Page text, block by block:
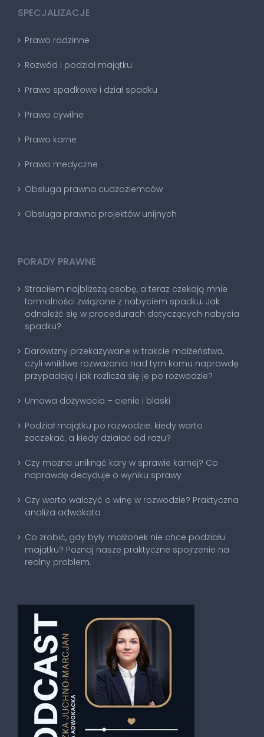
SPECJALIZACJE
Prawo rodzinne
Rozwód i podział majątku
Prawo spadkowe i dział spadku
Prawo cywilne
Prawo karne
Prawo medyczne
Obsługa prawna cudzoziemców
Obsługa prawna projektów unijnych
PORADY PRAWNE
Straciłem najbliższą osobę, a teraz czekają mnie
formalności związane z nabyciem spadku. Jak
odnaleźć się w procedurach dotyczących nabycia
spadku?
Darowizny przekazywane w trakcie małżeństwa,
czyli wnikliwe rozważania nad tym komu naprawdę
przypadają i jak rozlicza się je po rozwodzie?
Umowa dożywocia – cienie i blaski
Podział majątku po rozwodzie: kiedy warto
zaczekać, a kiedy działać od razu?
Czy można uniknąć kary w sprawie karnej? Co
naprawdę decyduje o wyniku sprawy
Czy warto walczyć o winę w rozwodzie? Praktyczna
analiza adwokata
Co zrobić, gdy były małżonek nie chce podziału
majątku? Poznaj nasze praktyczne spojrzenie na
realny problem.